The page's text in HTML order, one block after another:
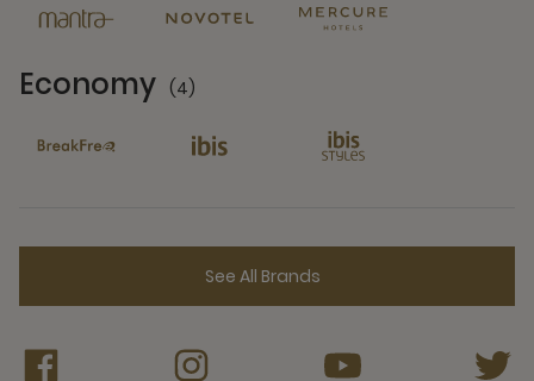
Economy (4)
See All Brands